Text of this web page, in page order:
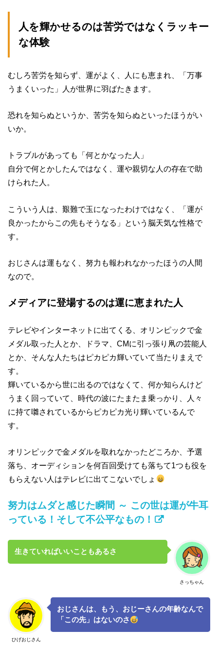
人を輝かせるのは苦労ではなくラッキー
な体験
むしろ苦労を知らず、運がよく、人にも恵まれ、「万事
うまくいった」人が世界に羽ばたきます。
恐れを知らぬというか、苦労を知らぬといったほうがい
いか。
トラブルがあっても「何とかなった人」
自分で何とかしたんではなく、運や親切な人の存在で助
けられた人。
こういう人は、艱難で玉になったわけではなく、「運が
良かったからこの先もそうなる」という脳天気な性格で
す。
おじさんは運もなく、努力も報われなかったほうの人間
なので。
メディアに登場するのは運に恵まれた人
テレビやインターネットに出てくる、オリンピックで金
メダル取った人とか、ドラマ、CMに引っ張り凧の芸能人
とか、そんな人たちはピカピカ輝いていて当たりまえで
す。
輝いているから世に出るのではなくて、何か知らんけど
うまく回っていて、時代の波にたまたま乗っかり、人々
に持て囃されているからピカピカ光り輝いているんで
す。
オリンピックで金メダルを取れなかったどころか、予選
落ち、オーディションを何百回受けても落ちて1つも役を
もらえない人はテレビに出てこないでしょ
努力はムダと感じた瞬間 ～ この世は運が牛耳
っている！そして不公平なもの！
さっちゃん
生きていればいいこともあるさ
ひげおじさん
おじさんは、もう、おじーさんの年齢なんで
「この先」はないのさ